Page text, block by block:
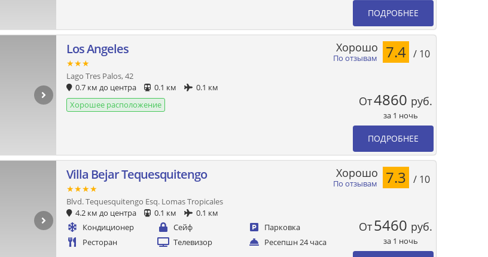
ПОДРОБНЕЕ
Los Angeles
★★★
Lago Tres Palos, 42
0.7 км до центра
0.1 км
0.1 км
Хорошее расположение
По отзывам
Хорошо 7.4 / 10
От4860 руб.
за 1 ночь
ПОДРОБНЕЕ
Villa Bejar Tequesquitengo
★★★★
Blvd. Tequesquitengo Esq. Lomas Tropicales
4.2 км до центра
0.1 км
0.1 км
Кондиционер
Сейф
Парковка
Ресторан
Телевизор Ресепшн 24 часа
По отзывам
Хорошо 7.3 / 10
От5460 руб.
за 1 ночь